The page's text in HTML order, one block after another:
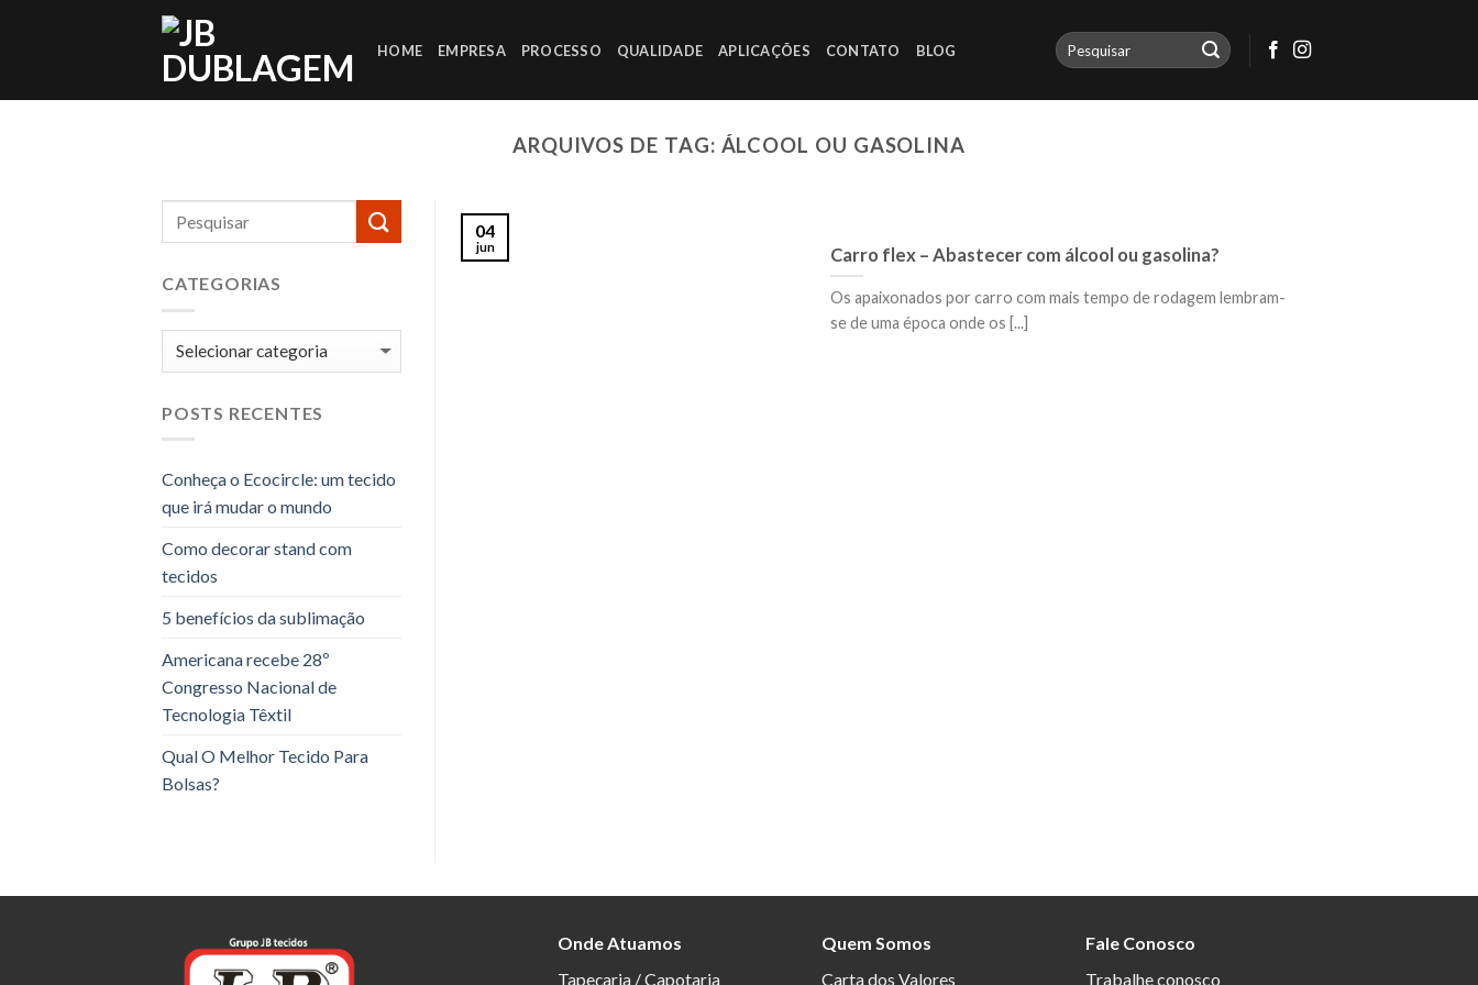
HOME EMPRESA PROCESSO QUALIDADE APLICAÇÕES CONTATO BLOG
ARQUIVOS DE TAG: ÁLCOOL OU GASOLINA
CATEGORIAS
Categorias
POSTS RECENTES
Conheça o Ecocircle: um tecido
que irá mudar o mundo
Como decorar stand com
tecidos
5 benefícios da sublimação
Americana recebe 28º
Congresso Nacional de
Tecnologia Têxtil
Qual O Melhor Tecido Para
Bolsas?
Carro flex – Abastecer com álcool ou gasolina?
Os apaixonados por carro com mais tempo de rodagem lembram-
se de uma época onde os [...]
04
jun
Onde Atuamos
Tapeçaria / Capotaria
Quem Somos
Carta dos Valores
Fale Conosco
Trabalhe conosco